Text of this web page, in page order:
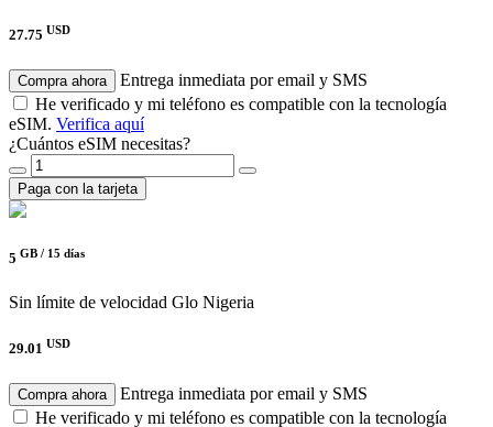
27.75 USD
Compra ahora
Entrega inmediata por email y SMS
He verificado y mi teléfono es compatible con la tecnología
eSIM. Verifica aquí
¿Cuántos eSIM necesitas?
Paga con la tarjeta
5 GB / 15 días
Sin límite de velocidad Glo Nigeria
29.01 USD
Compra ahora
Entrega inmediata por email y SMS
He verificado y mi teléfono es compatible con la tecnología